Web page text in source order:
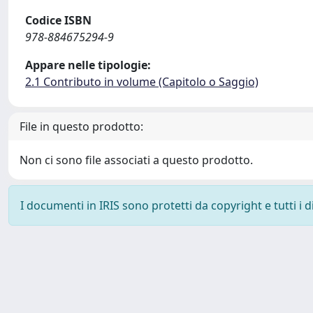
Codice ISBN
978-884675294-9
Appare nelle tipologie:
2.1 Contributo in volume (Capitolo o Saggio)
File in questo prodotto:
Non ci sono file associati a questo prodotto.
I documenti in IRIS sono protetti da copyright e tutti i